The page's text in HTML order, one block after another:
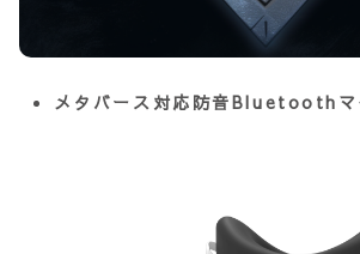
メタバース対応防音Bluetooth